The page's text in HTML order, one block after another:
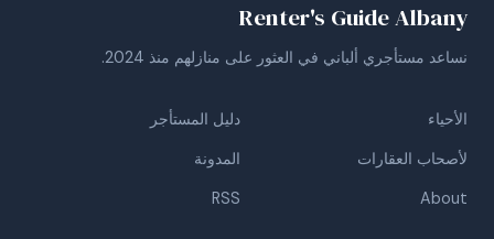
Renter's Guide Albany
نساعد مستأجري ألباني في العثور على منازلهم منذ 2024.
الأحياء
دليل المستأجر
لأصحاب العقارات
المدونة
About
RSS